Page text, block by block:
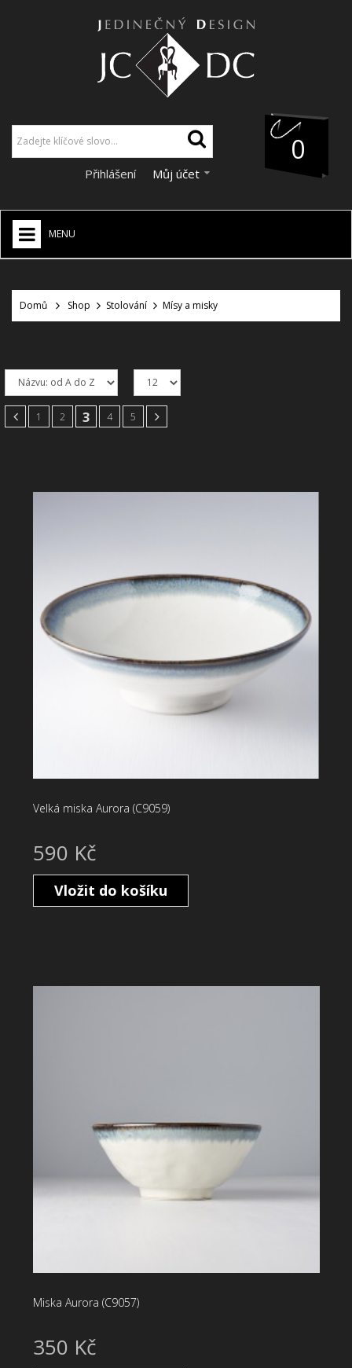
0
Přihlášení Můj účet
MENU
VÁNOCE
SHOWROOM
NABÍZÍME
Domů Shop Stolování Mísy a misky
1 2 3 4 5
Velká miska Aurora (C9059)
590 Kč
Vložit do košíku
Miska Aurora (C9057)
350 Kč